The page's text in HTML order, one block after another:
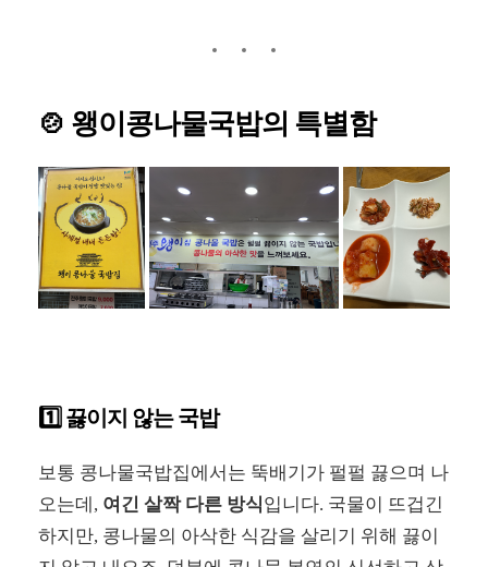
🍲 왱이콩나물국밥의 특별함
1️⃣ 끓이지 않는 국밥
보통 콩나물국밥집에서는 뚝배기가 펄펄 끓으며 나
오는데, 여긴 살짝 다른 방식입니다. 국물이 뜨겁긴
하지만, 콩나물의 아삭한 식감을 살리기 위해 끓이